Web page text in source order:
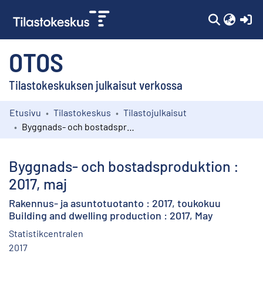
OTOS
Tilastokeskuksen julkaisut verkossa
Kokoelmat
Etusivu Tilastokeskus
Tilastojulkaisut
Byggnads- och bostadsproduktion :
2017, maj
Rakennus- ja asuntotuotanto : 2017, toukokuu
Building and dwelling production : 2017, May
Statistikcentralen
2017